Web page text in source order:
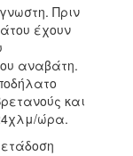
Πριν
έχουν
αναβάτη.
και
ώρα.